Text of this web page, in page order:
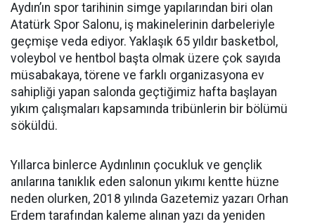
Aydın’ın spor tarihinin simge yapılarından biri olan
Atatürk Spor Salonu, iş makinelerinin darbeleriyle
geçmişe veda ediyor. Yaklaşık 65 yıldır basketbol,
voleybol ve hentbol başta olmak üzere çok sayıda
müsabakaya, törene ve farklı organizasyona ev
sahipliği yapan salonda geçtiğimiz hafta başlayan
yıkım çalışmaları kapsamında tribünlerin bir bölümü
söküldü.
Yıllarca binlerce Aydınlının çocukluk ve gençlik
anılarına tanıklık eden salonun yıkımı kentte hüzne
neden olurken, 2018 yılında Gazetemiz yazarı Orhan
Erdem tarafından kaleme alınan yazı da yeniden